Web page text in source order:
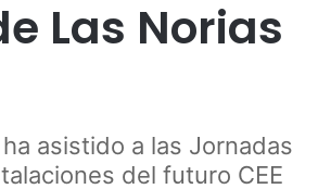
Las Norias
asistido a las Jornadas
del futuro CEE